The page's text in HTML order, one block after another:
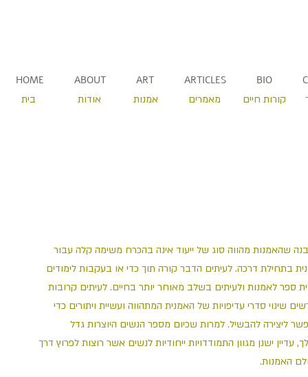
HOME ABOUT ART ARTICLES BIO
בית
אודות אמנות מאמרים קורות חיים
שהאמנות מהווה סוג של ייעוד אינה בהכרח משימה קלה עבור
בתחילת דרכה. לעיתים הדבר קורה תוך כדי או בעקבות לימודים
ספר לאמנות ולעיתים בשלב מאוחר יותר בחיים. לעיתים קרובות
שינוי סדרי עדיפויות של האמנית המתהווה ועשיית ויתורים כדי
ליצירה להבשיל. למרות שכיום מספר הנשים היוצרות גדל
עדיין ישנן מגוון התמודדויות ייחודיות לנשים אשר רוצות לפרוץ דרך
האמנות.